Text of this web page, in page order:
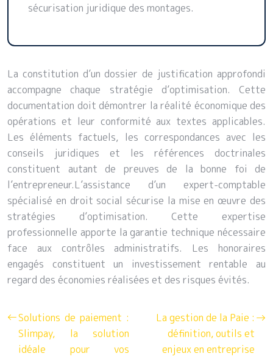
sécurisation juridique des montages.
La constitution d’un dossier de justification approfondi
accompagne chaque stratégie d’optimisation. Cette
documentation doit démontrer la réalité économique des
opérations et leur conformité aux textes applicables.
Les éléments factuels, les correspondances avec les
conseils juridiques et les références doctrinales
constituent autant de preuves de la bonne foi de
l’entrepreneur.L’assistance d’un expert-comptable
spécialisé en droit social sécurise la mise en œuvre des
stratégies d’optimisation. Cette expertise
professionnelle apporte la garantie technique nécessaire
face aux contrôles administratifs. Les honoraires
engagés constituent un investissement rentable au
regard des économies réalisées et des risques évités.
Solutions de paiement :
Slimpay, la solution
idéale pour vos
La gestion de la Paie :
définition, outils et
enjeux en entreprise